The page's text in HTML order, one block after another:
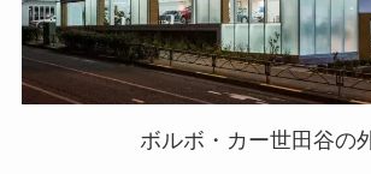
ボルボ・カー世田谷の